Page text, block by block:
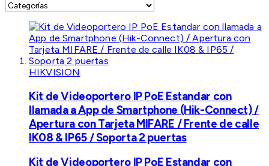
HIKVISION
Kit de Videoportero IP PoE Estandar con
llamada a App de Smartphone (Hik-Connect) /
Apertura con Tarjeta MIFARE / Frente de calle
IK08 & IP65 / Soporta 2 puertas
Kit de Videoportero IP PoE Estandar con